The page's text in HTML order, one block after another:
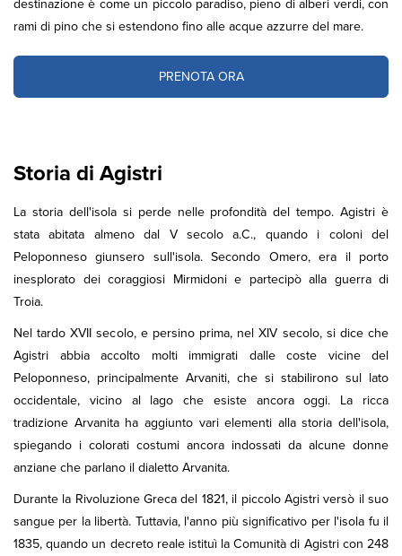
destinazione è come un piccolo paradiso, pieno di alberi verdi, con
rami di pino che si estendono fino alle acque azzurre del mare.
PRENOTA ORA
Storia di Agistri
La storia dell'isola si perde nelle profondità del tempo. Agistri è
stata abitata almeno dal V secolo a.C., quando i coloni del
Peloponneso giunsero sull'isola. Secondo Omero, era il porto
inesplorato dei coraggiosi Mirmidoni e partecipò alla guerra di
Troia.
Nel tardo XVII secolo, e persino prima, nel XIV secolo, si dice che
Agistri abbia accolto molti immigrati dalle coste vicine del
Peloponneso, principalmente Arvaniti, che si stabilirono sul lato
occidentale, vicino al lago che esiste ancora oggi. La ricca
tradizione Arvanita ha aggiunto vari elementi alla storia dell'isola,
spiegando i colorati costumi ancora indossati da alcune donne
anziane che parlano il dialetto Arvanita.
Durante la Rivoluzione Greca del 1821, il piccolo Agistri versò il suo
sangue per la libertà. Tuttavia, l'anno più significativo per l'isola fu il
1835, quando un decreto reale istituì la Comunità di Agistri con 248